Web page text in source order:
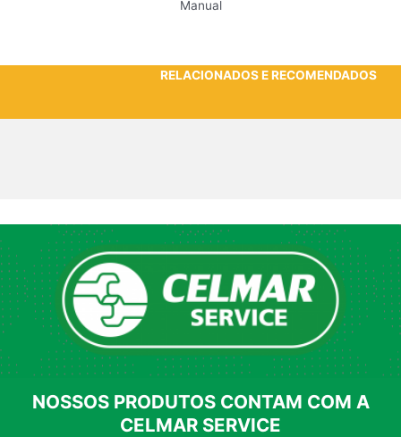
Manual
RELACIONADOS E RECOMENDADOS
NOSSOS PRODUTOS CONTAM COM A
CELMAR SERVICE